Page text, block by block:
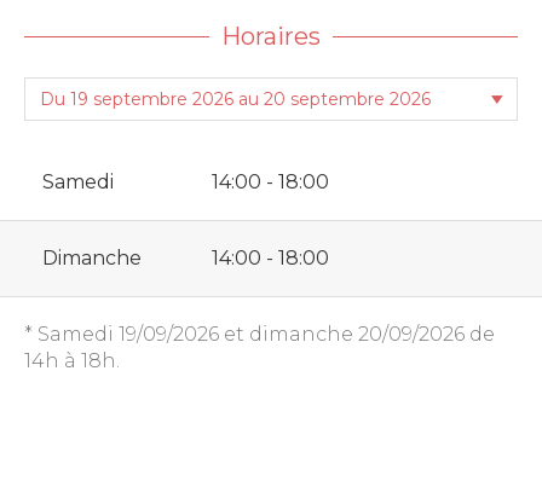
Horaires
Samedi 14:00 - 18:00
Dimanche 14:00 - 18:00
* Samedi 19/09/2026 et dimanche 20/09/2026 de
14h à 18h.